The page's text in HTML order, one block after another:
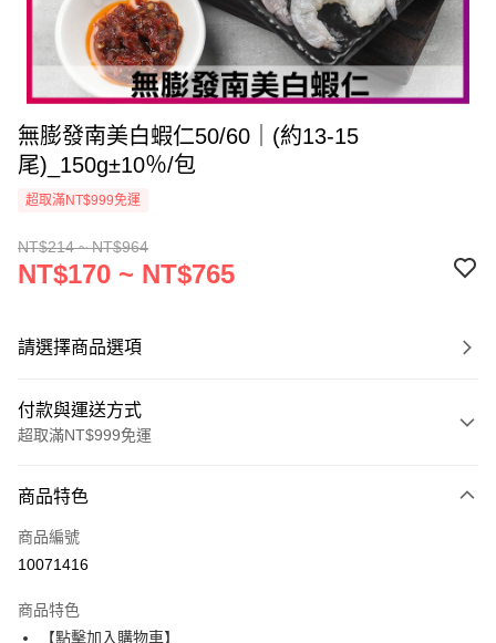
無膨發南美白蝦仁50/60｜(約13-15
尾)_150g±10％/包
超取滿NT$999免運
NT$214 ~ NT$964
NT$170 ~ NT$765
請選擇商品選項
付款與運送方式
超取滿NT$999免運
信用卡一次付款
信用卡分期付款
合作金庫商業銀行
6 期 0 利率 每期
商品特色
商品編號
10071416
商品特色
【點擊加入購物車】